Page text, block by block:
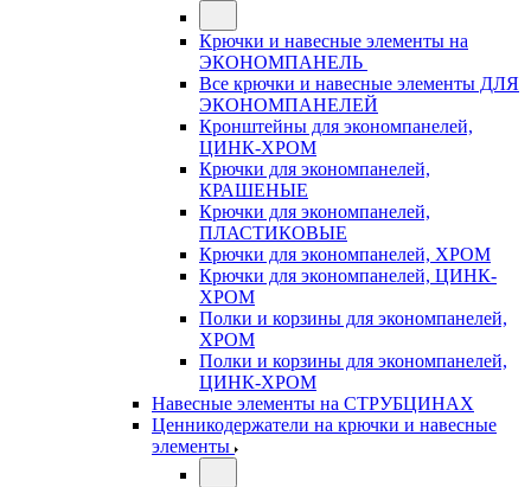
Крючки и навесные элементы на
ЭКОНОМПАНЕЛЬ
Все крючки и навесные элементы ДЛЯ
ЭКОНОМПАНЕЛЕЙ
Кронштейны для экономпанелей,
ЦИНК-ХРОМ
Крючки для экономпанелей,
КРАШЕНЫЕ
Крючки для экономпанелей,
ПЛАСТИКОВЫЕ
Крючки для экономпанелей, ХРОМ
Крючки для экономпанелей, ЦИНК-
ХРОМ
Полки и корзины для экономпанелей,
ХРОМ
Полки и корзины для экономпанелей,
ЦИНК-ХРОМ
Навесные элементы на СТРУБЦИНАХ
Ценникодержатели на крючки и навесные
элементы